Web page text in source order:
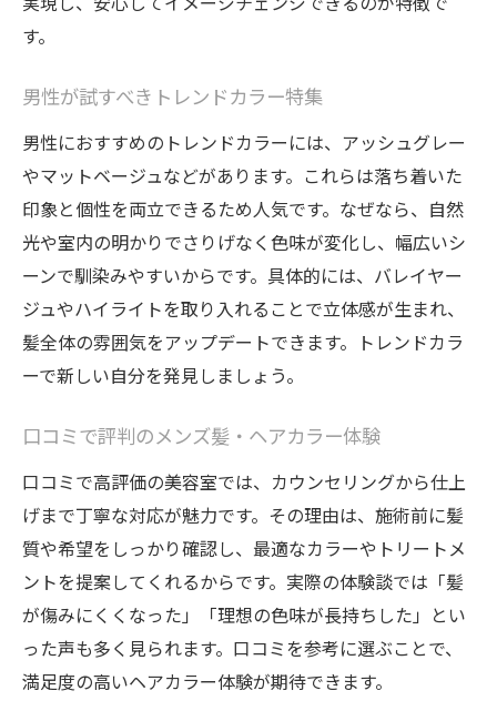
す。
男性が試すべきトレンドカラー特集
男性におすすめのトレンドカラーには、アッシュグレー
やマットベージュなどがあります。これらは落ち着いた
印象と個性を両立できるため人気です。なぜなら、自然
光や室内の明かりでさりげなく色味が変化し、幅広いシ
ーンで馴染みやすいからです。具体的には、バレイヤー
ジュやハイライトを取り入れることで立体感が生まれ、
髪全体の雰囲気をアップデートできます。トレンドカラ
ーで新しい自分を発見しましょう。
口コミで評判のメンズ髪・ヘアカラー体験
口コミで高評価の美容室では、カウンセリングから仕上
げまで丁寧な対応が魅力です。その理由は、施術前に髪
質や希望をしっかり確認し、最適なカラーやトリートメ
ントを提案してくれるからです。実際の体験談では「髪
が傷みにくくなった」「理想の色味が長持ちした」とい
った声も多く見られます。口コミを参考に選ぶことで、
満足度の高いヘアカラー体験が期待できます。